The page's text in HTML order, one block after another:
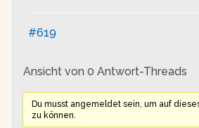
#619
Ansicht von 0 Antwort-Threads
Du musst angemeldet sein, um auf
zu können.